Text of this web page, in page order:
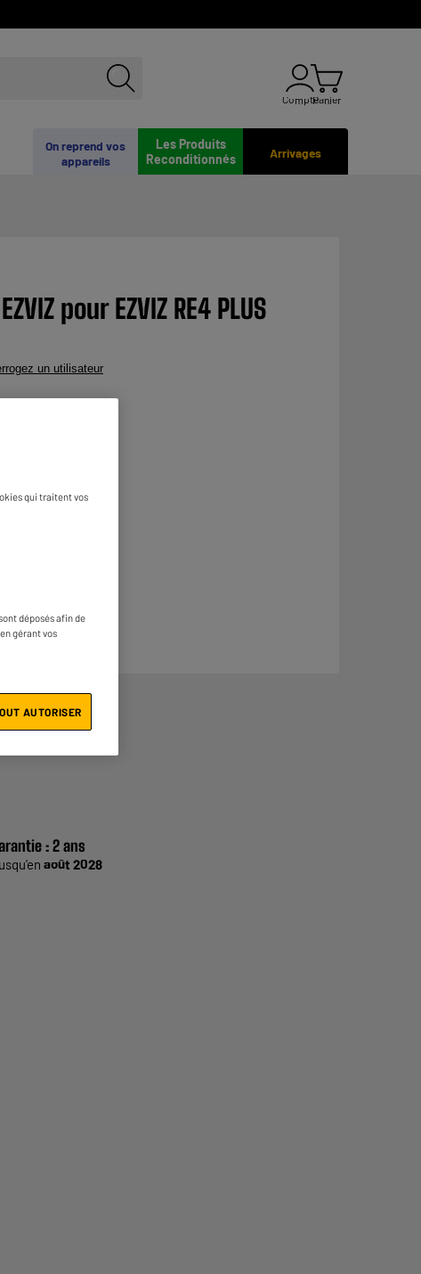
ComptePanier
Arrivages
Les Produits
Reconditionnés
On reprend vos
appareils
pour EZVIZ RE4 PLUS
un utilisateur
:2 ans
août 2028
qui traitent vos
déposés afin de
gérant vos
AUTORISER